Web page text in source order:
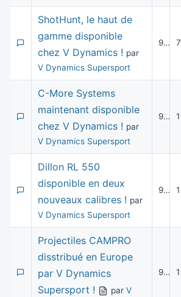
ShotHunt, le haut de
gamme disponible
chez V Dynamics ! par
V Dynamics Supersport
9 314 7
C-More Systems
maintenant disponible
chez V Dynamics ! par
V Dynamics Supersport
9 098 1
Dillon RL 550
disponible en deux
nouveaux calibres ! par
V Dynamics Supersport
9 129 1
Projectiles CAMPRO
disstribué en Europe
par V Dynamics
Supersport !
par V
9 532 1